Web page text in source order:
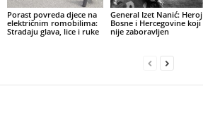
Porast povreda djece na
električnim romobilima:
Stradaju glava, lice i ruke
General Izet Nanić: Heroj
Bosne i Hercegovine koji
nije zaboravljen